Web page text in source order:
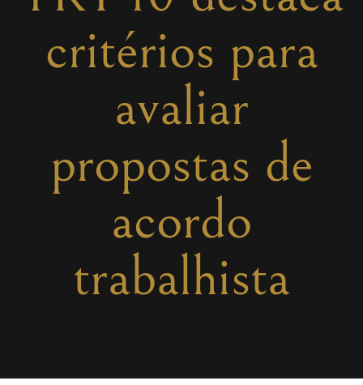
critérios para
avaliar
propostas de
acordo
trabalhista